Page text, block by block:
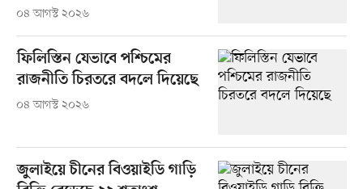
০৪ আগস্ট ২০২৬
ফিলিস্তিন যেভাবে পশ্চিমের
রাজনীতি চিরতরে বদলে দিয়েছে
০৪ আগস্ট ২০২৬
জুলাইয়ে চীনের বিওয়াইডি গাড়ি